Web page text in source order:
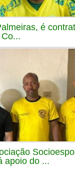
é
apoio do ...